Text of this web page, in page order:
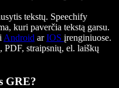
tekstų. Speechify
kuri paverčia tekstą garsu.
Android arIOS įrenginiuose.
PDF, straipsnių, el. laiškų
GRE?